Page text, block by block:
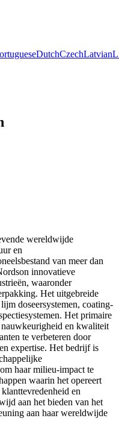
DutchCzechLatvian
wereldwijde
en
van meer dan
innovatieve
waaronder
Het uitgebreide
doseersystemen, coating-
Het primaire
en kwaliteit
te verbeteren door
expertise. Het bedrijf is
haar milieu-impact te
waarin het opereert
en
aan het bieden van het
aan haar wereldwijde